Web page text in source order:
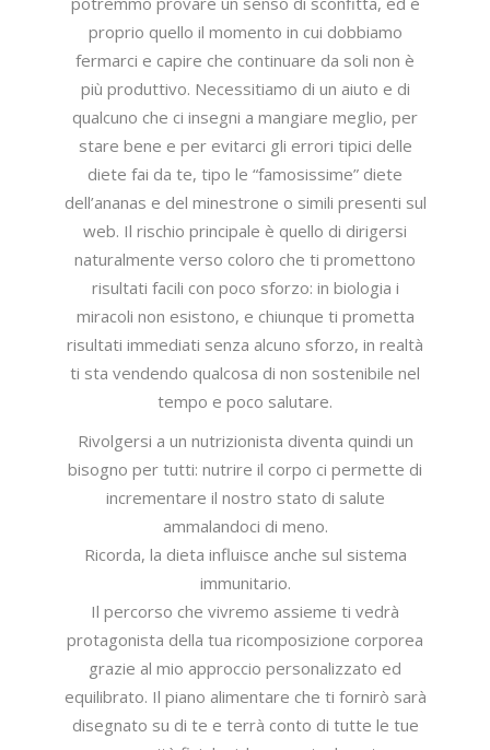
proprio quello il momento in cui dobbiamo
fermarci e capire che continuare da soli non è
più produttivo. Necessitiamo di un aiuto e di
qualcuno che ci insegni a mangiare meglio, per
stare bene e per evitarci gli errori tipici delle
diete fai da te, tipo le “famosissime” diete
dell’ananas e del minestrone o simili presenti sul
web. Il rischio principale è quello di dirigersi
naturalmente verso coloro che ti promettono
risultati facili con poco sforzo: in biologia i
miracoli non esistono, e chiunque ti prometta
risultati immediati senza alcuno sforzo, in realtà
ti sta vendendo qualcosa di non sostenibile nel
tempo e poco salutare.
Rivolgersi a un nutrizionista diventa quindi un
bisogno per tutti: nutrire il corpo ci permette di
incrementare il nostro stato di salute
ammalandoci di meno.
Ricorda, la dieta influisce anche sul sistema
immunitario.
Il percorso che vivremo assieme ti vedrà
protagonista della tua ricomposizione corporea
grazie al mio approccio personalizzato ed
equilibrato. Il piano alimentare che ti fornirò sarà
disegnato su di te e terrà conto di tutte le tue